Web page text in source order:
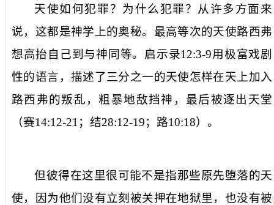
天使如何犯罪？为什么犯罪？从许多方面来
说，这都是神学上的奥秘。最高等次的天使路西弗
想高抬自己到与神同等。启示录12:3-9用极富戏剧
性的语言，描述了三分之一的天使怎样在天上加入
路西弗的叛乱，粗暴地敌挡神，最后被逐出天堂
（赛14:12-21 ；结28:12-19；路10:18）。
但彼得在这里很可能不是指那些原先堕落的天
使，因为他们没有立刻被关押在地狱里，也没有被